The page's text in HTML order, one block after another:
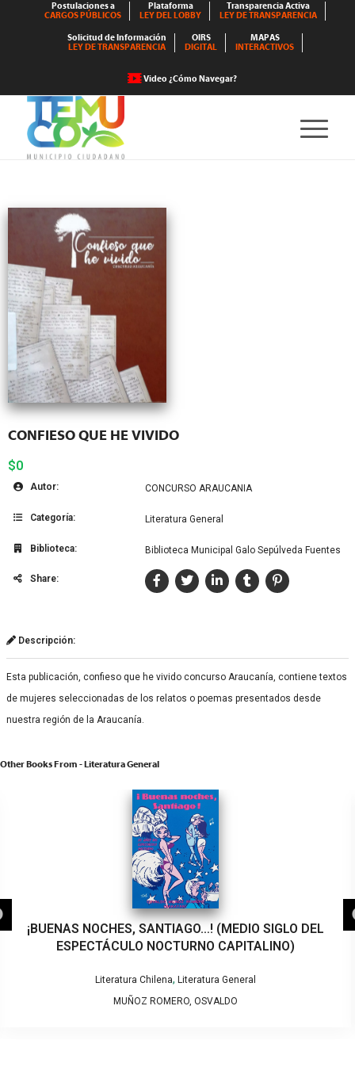
Postulaciones a
CARGOS PÚBLICOS
Plataforma
LEY DEL LOBBY
Transparencia Activa
LEY DE TRANSPARENCIA
Solicitud de Información
LEY DE TRANSPARENCIA
OIRS
DIGITAL
MAPAS
INTERACTIVOS
Video ¿Cómo Navegar?
CONFIESO QUE HE VIVIDO
$0
Autor: CONCURSO ARAUCANIA
Categoría: Literatura General
Biblioteca: Biblioteca Municipal Galo Sepúlveda Fuentes
Share:
Descripción:
Esta publicación, confieso que he vivido concurso Araucanía, contiene textos
de mujeres seleccionadas de los relatos o poemas presentados desde
nuestra región de la Araucanía.
Other Books From - Literatura General
¡BUENAS NOCHES, SANTIAGO…! (MEDIO SIGLO DEL
ESPECTÁCULO NOCTURNO CAPITALINO)
Literatura Chilena, Literatura General
MUÑOZ ROMERO, OSVALDO